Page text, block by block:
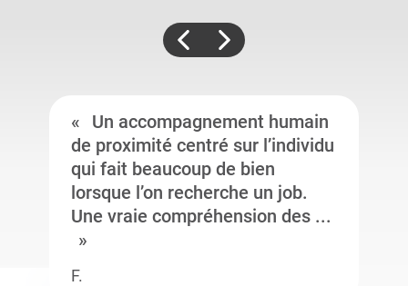
Un accompagnement humain
de proximité centré sur l’individu
qui fait beaucoup de bien
lorsque l’on recherche un job.
Une vraie compréhension des ...
F.